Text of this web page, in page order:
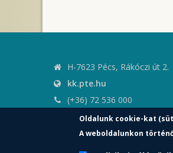
H-7623 Pécs, Rákóczi út 2.
kk.pte.hu
(+36) 72 536 000
kk.elnoki.hivatal@pte.hu
pte.hu
Oldalunk cookie-kat
A weboldalunkon